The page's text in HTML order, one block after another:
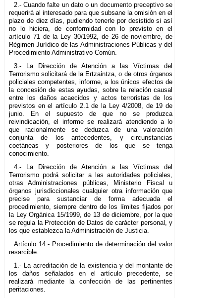
2.- Cuando falte un dato o un documento preceptivo se
requerirá al interesado para que subsane la omisión en el
plazo de diez días, pudiendo tenerle por desistido si así
no lo hiciera, de conformidad con lo previsto en el
artículo 71 de la Ley 30/1992, de 26 de noviembre, de
Régimen Jurídico de las Administraciones Públicas y del
Procedimiento Administrativo Común.
3.- La Dirección de Atención a las Víctimas del
Terrorismo solicitará de la Ertzaintza, o de otros órganos
policiales competentes, informe, a los únicos efectos de
la concesión de estas ayudas, sobre la relación causal
entre los daños acaecidos y actos terroristas de los
previstos en el artículo 2.1 de la Ley 4/2008, de 19 de
junio. En el supuesto de que no se produzca
reivindicación, el informe se realizará atendiendo a lo
que racionalmente se deduzca de una valoración
conjunta de los antecedentes, y circunstancias
coetáneas y posteriores de los que se tenga
conocimiento.
4.- La Dirección de Atención a las Víctimas del
Terrorismo podrá solicitar a las autoridades policiales,
otras Administraciones públicas, Ministerio Fiscal u
órganos jurisdiccionales cualquier otra información que
precise para sustanciar de forma adecuada el
procedimiento, siempre dentro de los límites fijados por
la Ley Orgánica 15/1999, de 13 de diciembre, por la que
se regula la Protección de Datos de carácter personal, y
los que establezca la Administración de Justicia.
Artículo 14.- Procedimiento de determinación del valor
resarcible.
1.- La acreditación de la existencia y del montante de
los daños señalados en el artículo precedente, se
realizará mediante la confección de las pertinentes
peritaciones.